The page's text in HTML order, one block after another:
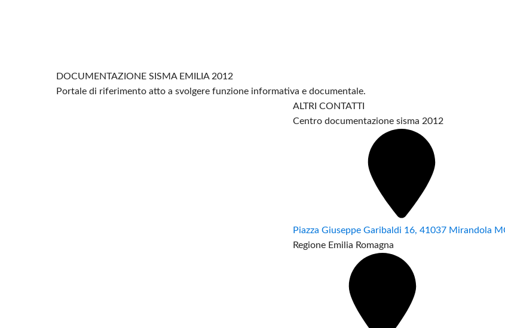
DOCUMENTAZIONE SISMA EMILIA 2012
Portale di riferimento atto a svolgere funzione informativa e documentale.
ALTRI CONTATTI
Centro documentazione sisma 2012
Piazza Giuseppe Garibaldi 16, 41037 Mirandola
Regione Emilia Romagna